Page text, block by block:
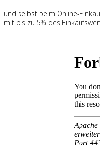
und selbst beim Online-
mit bis zu 5% des